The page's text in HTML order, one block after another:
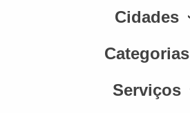
Cidades
Categorias
Serviços